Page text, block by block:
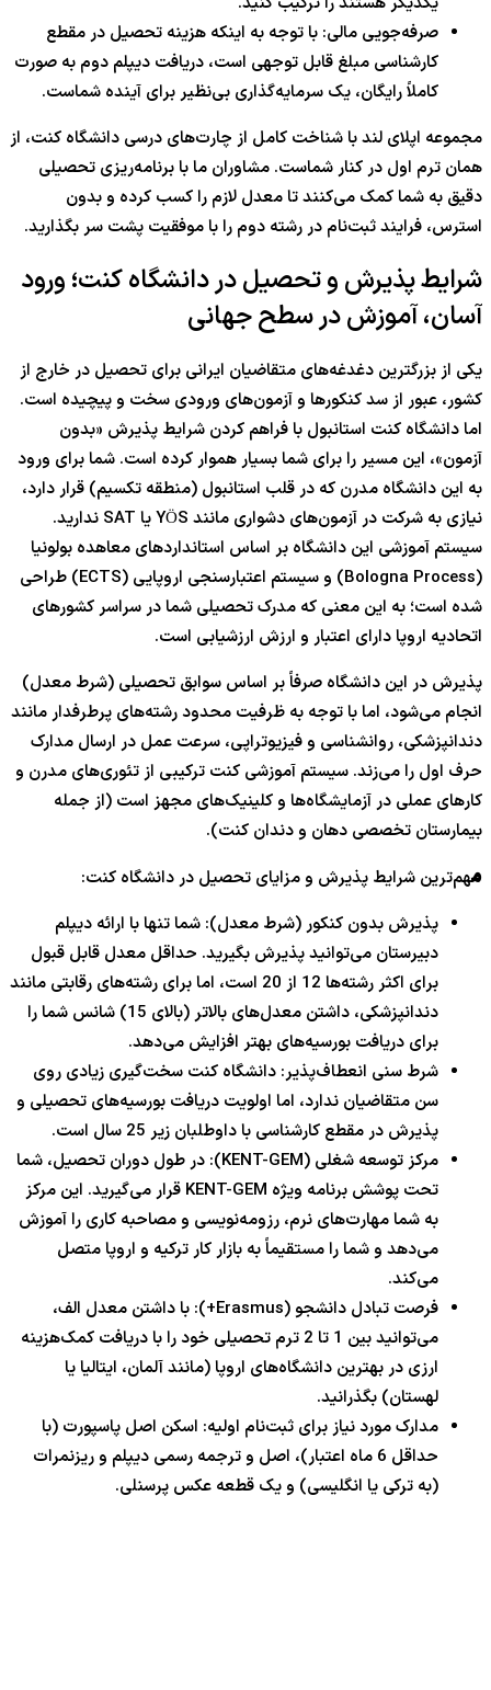
صرفه‌جویی مالی: با توجه به اینکه هزینه تحصیل در مقطع
کارشناسی مبلغ قابل توجهی است، دریافت دیپلم دوم به صورت
کاملاً رایگان، یک سرمایه‌گذاری بی‌نظیر برای آینده شماست.
مجموعه اپلای لند با شناخت کامل از چارت‌های درسی دانشگاه کنت، از
همان ترم اول در کنار شماست. مشاوران ما با برنامه‌ریزی تحصیلی
دقیق به شما کمک می‌کنند تا معدل لازم را کسب کرده و بدون
استرس، فرایند ثبت‌نام در رشته دوم را با موفقیت پشت سر بگذارید.
شرایط پذیرش و تحصیل در دانشگاه کنت؛ ورود
آسان، آموزش در سطح جهانی
یکی از بزرگترین دغدغه‌های متقاضیان ایرانی برای تحصیل در خارج از
کشور، عبور از سد کنکورها و آزمون‌های ورودی سخت و پیچیده است.
اما دانشگاه کنت استانبول با فراهم کردن شرایط پذیرش «بدون
آزمون»، این مسیر را برای شما بسیار هموار کرده است. شما برای ورود
به این دانشگاه مدرن که در قلب استانبول (منطقه تکسیم) قرار دارد،
نیازی به شرکت در آزمون‌های دشواری مانند YÖS یا SAT ندارید.
سیستم آموزشی این دانشگاه بر اساس استانداردهای معاهده بولونیا
(Bologna Process) و سیستم اعتبارسنجی اروپایی (ECTS) طراحی
شده است؛ به این معنی که مدرک تحصیلی شما در سراسر کشورهای
اتحادیه اروپا دارای اعتبار و ارزش ارزشیابی است.
پذیرش در این دانشگاه صرفاً بر اساس سوابق تحصیلی (شرط معدل)
انجام می‌شود، اما با توجه به ظرفیت محدود رشته‌های پرطرفدار مانند
دندانپزشکی، روانشناسی و فیزیوتراپی، سرعت عمل در ارسال مدارک
حرف اول را می‌زند. سیستم آموزشی کنت ترکیبی از تئوری‌های مدرن و
کارهای عملی در آزمایشگاه‌ها و کلینیک‌های مجهز است (از جمله
بیمارستان تخصصی دهان و دندان کنت).
مهم‌ترین شرایط پذیرش و مزایای تحصیل در دانشگاه کنت:
پذیرش بدون کنکور (شرط معدل): شما تنها با ارائه دیپلم
دبیرستان می‌توانید پذیرش بگیرید. حداقل معدل قابل قبول
برای اکثر رشته‌ها 12 از 20 است، اما برای رشته‌های رقابتی مانند
دندانپزشکی، داشتن معدل‌های بالاتر (بالای 15) شانس شما را
برای دریافت بورسیه‌های بهتر افزایش می‌دهد.
شرط سنی انعطاف‌پذیر: دانشگاه کنت سخت‌گیری زیادی روی
سن متقاضیان ندارد، اما اولویت دریافت بورسیه‌های تحصیلی و
پذیرش در مقطع کارشناسی با داوطلبان زیر 25 سال است.
مرکز توسعه شغلی (KENT-GEM): در طول دوران تحصیل، شما
تحت پوشش برنامه ویژه KENT-GEM قرار می‌گیرید. این مرکز
به شما مهارت‌های نرم، رزومه‌نویسی و مصاحبه کاری را آموزش
می‌دهد و شما را مستقیماً به بازار کار ترکیه و اروپا متصل
می‌کند.
فرصت تبادل دانشجو (Erasmus+): با داشتن معدل الف،
می‌توانید بین 1 تا 2 ترم تحصیلی خود را با دریافت کمک‌هزینه
ارزی در بهترین دانشگاه‌های اروپا (مانند آلمان، ایتالیا یا
لهستان) بگذرانید.
مدارک مورد نیاز برای ثبت‌نام اولیه: اسکن اصل پاسپورت (با
حداقل 6 ماه اعتبار)، اصل و ترجمه رسمی دیپلم و ریزنمرات
(به ترکی یا انگلیسی) و یک قطعه عکس پرسنلی.